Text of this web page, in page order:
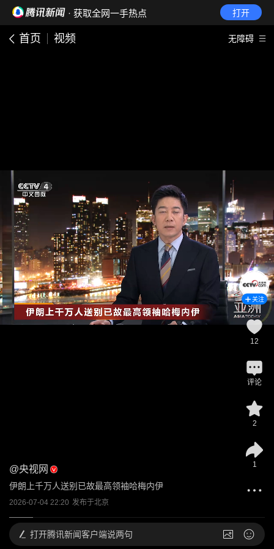
· 获取全网一手热点 打开
首页 视频 无障碍
@央视网
伊朗上千万人送别已故最高领袖哈梅内伊
2026-07-04 22:20 发布于北京
关注
12
评论
2
1
打开腾讯新闻客户端说两句